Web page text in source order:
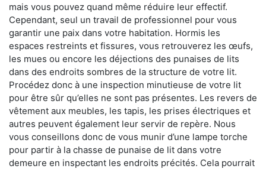
mais vous pouvez quand même réduire leur effectif.
Cependant, seul un travail de professionnel pour vous
garantir une paix dans votre habitation. Hormis les
espaces restreints et fissures, vous retrouverez les œufs,
les mues ou encore les déjections des punaises de lits
dans des endroits sombres de la structure de votre lit.
Procédez donc à une inspection minutieuse de votre lit
pour être sûr qu’elles ne sont pas présentes. Les revers de
vêtement aux meubles, les tapis, les prises électriques et
autres peuvent également leur servir de repère. Nous
vous conseillons donc de vous munir d’une lampe torche
pour partir à la chasse de punaise de lit dans votre
demeure en inspectant les endroits précités. Cela pourrait